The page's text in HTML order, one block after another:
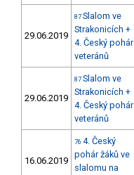
29.06.2019
87 Slalom ve
Strakonicích +
4. Český pohár
veteránů
29.06.2019
87 Slalom ve
Strakonicích +
4. Český pohár
veteránů
16.06.2019
76 4. Český
pohár žáků ve
slalomu na